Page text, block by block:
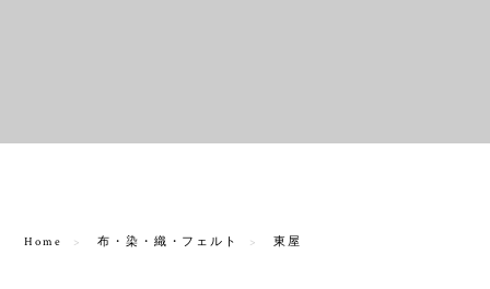
Home 布・染・織・フェルト 東屋